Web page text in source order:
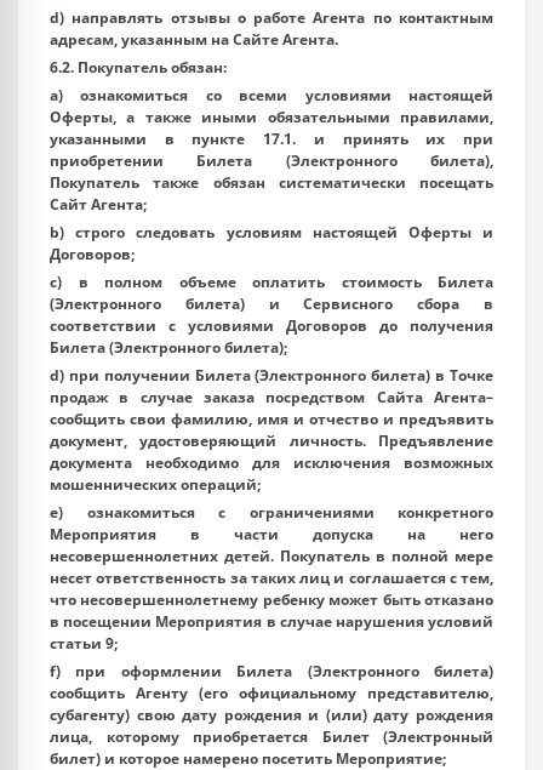
d) направлять отзывы о работе Агента по контактным
адресам, указанным на Сайте Агента.
6.2. Покупатель обязан:
a) ознакомиться со всеми условиями настоящей
Оферты, а также иными обязательными правилами,
указанными в пункте 17.1. и принять их при
приобретении Билета (Электронного билета),
Покупатель также обязан систематически посещать
Сайт Агента;
b) строго следовать условиям настоящей Оферты и
Договоров;
c) в полном объеме оплатить стоимость Билета
(Электронного билета) и Сервисного сбора в
соответствии с условиями Договоров до получения
Билета (Электронного билета);
d) при получении Билета (Электронного билета) в Точке
продаж в случае заказа посредством Сайта Агента–
сообщить свои фамилию, имя и отчество и предъявить
документ, удостоверяющий личность. Предъявление
документа необходимо для исключения возможных
мошеннических операций;
e) ознакомиться с ограничениями конкретного
Мероприятия в части допуска на него
несовершеннолетних детей. Покупатель в полной мере
несет ответственность за таких лиц и соглашается с тем,
что несовершеннолетнему ребенку может быть отказано
в посещении Мероприятия в случае нарушения условий
статьи 9;
f) при оформлении Билета (Электронного билета)
сообщить Агенту (его официальному представителю,
субагенту) свою дату рождения и (или) дату рождения
лица, которому приобретается Билет (Электронный
билет) и которое намерено посетить Мероприятие;